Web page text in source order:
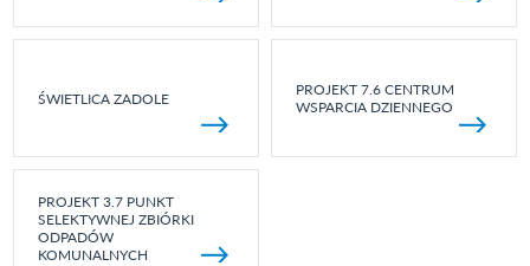
ŚWIETLICA ZADOLE
PROJEKT 7.6 CENTRUM
WSPARCIA DZIENNEGO
PROJEKT 3.7 PUNKT
SELEKTYWNEJ ZBIÓRKI
ODPADÓW
KOMUNALNYCH